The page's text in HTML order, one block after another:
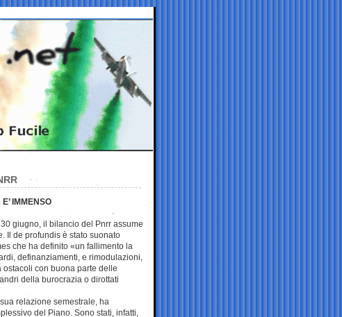
IMMENSO
giugno, il bilancio del Pnrr assume
Il de profundis è stato suonato
che ha definito «un fallimento la
definanziamenti, e rimodulazioni,
con buona parte delle
della burocrazia o dirottati
relazione semestrale, ha
del Piano. Sono stati, infatti,